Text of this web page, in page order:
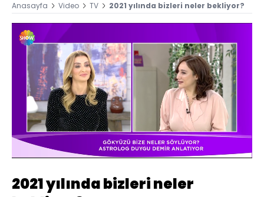
Anasayfa Video TV 2021 yılında bizleri neler bekliyor?
Sesi
Aç
480
Yüklendi:
17.66%
Oynatma
Hızı
2021 yılında bizleri neler